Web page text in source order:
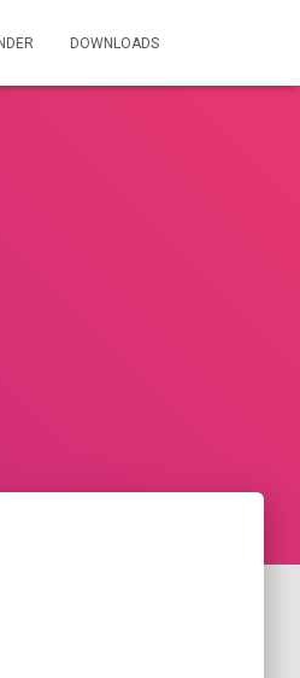
DOWNLOADS